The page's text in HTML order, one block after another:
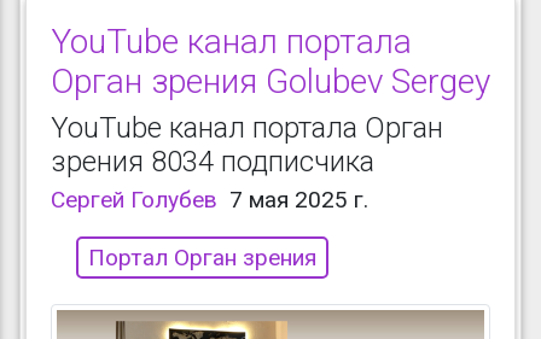
YouTube канал портала
Орган зрения Golubev Sergey
YouTube канал портала Орган
зрения 8034 подписчика
Сергей Голубев 7 мая 2025 г.
Портал Орган зрения